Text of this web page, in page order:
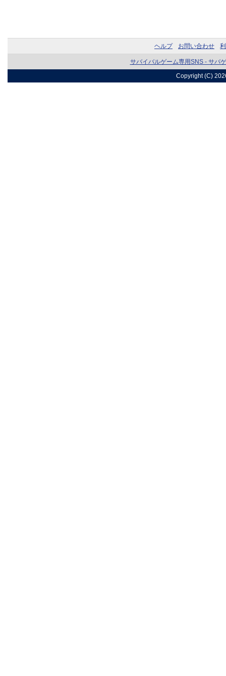
ヘルプ お問い合わせ
サバイバルゲーム専用SNS - サバ
Copyright (C)